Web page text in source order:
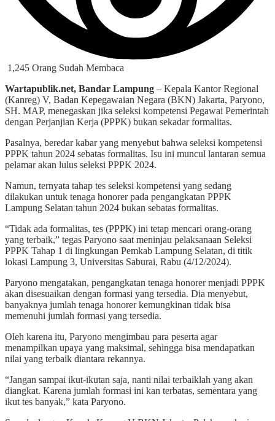
1,245 Orang Sudah Membaca
Wartapublik.net, Bandar Lampung – Kepala Kantor Regional
(Kanreg) V, Badan Kepegawaian Negara (BKN) Jakarta, Paryono,
SH. MAP, menegaskan jika seleksi kompetensi Pegawai Pemerintah
dengan Perjanjian Kerja (PPPK) bukan sekadar formalitas.
Pasalnya, beredar kabar yang menyebut bahwa seleksi kompetensi
PPPK tahun 2024 sebatas formalitas. Isu ini muncul lantaran semua
pelamar akan lulus seleksi PPPK 2024.
Namun, ternyata tahap tes seleksi kompetensi yang sedang
dilakukan untuk tenaga honorer pada pengangkatan PPPK
Lampung Selatan tahun 2024 bukan sebatas formalitas.
“Tidak ada formalitas, tes (PPPK) ini tetap mencari orang-orang
yang terbaik,” tegas Paryono saat meninjau pelaksanaan Seleksi
PPPK Tahap 1 di lingkungan Pemkab Lampung Selatan, di titik
lokasi Lampung 3, Universitas Saburai, Rabu (4/12/2024).
Paryono mengatakan, pengangkatan tenaga honorer menjadi PPPK
akan disesuaikan dengan formasi yang tersedia. Dia menyebut,
banyaknya jumlah tenaga honorer kemungkinan tidak bisa
memenuhi jumlah formasi yang tersedia.
Oleh karena itu, Paryono mengimbau para peserta agar
menampilkan upaya yang maksimal, sehingga bisa mendapatkan
nilai yang terbaik diantara rekannya.
“Jangan sampai ikut-ikutan saja, nanti nilai terbaiklah yang akan
diangkat. Karena jumlah formasi ini kan terbatas, sementara yang
ikut tes banyak,” kata Paryono.